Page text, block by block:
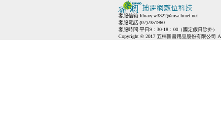
客服信箱:library.w3322@msa.hinet.net
客服電話:(07)2351960
客服時間:平日9：30-18：00（國定假日除外）
Copyright © 2017 五楠圖書用品股份有限公司